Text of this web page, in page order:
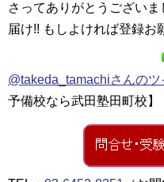
さってありがとうござい
届け!! もしよければ登録お
@takeda_tamachiさんのツ
予備校なら武田塾田町校】